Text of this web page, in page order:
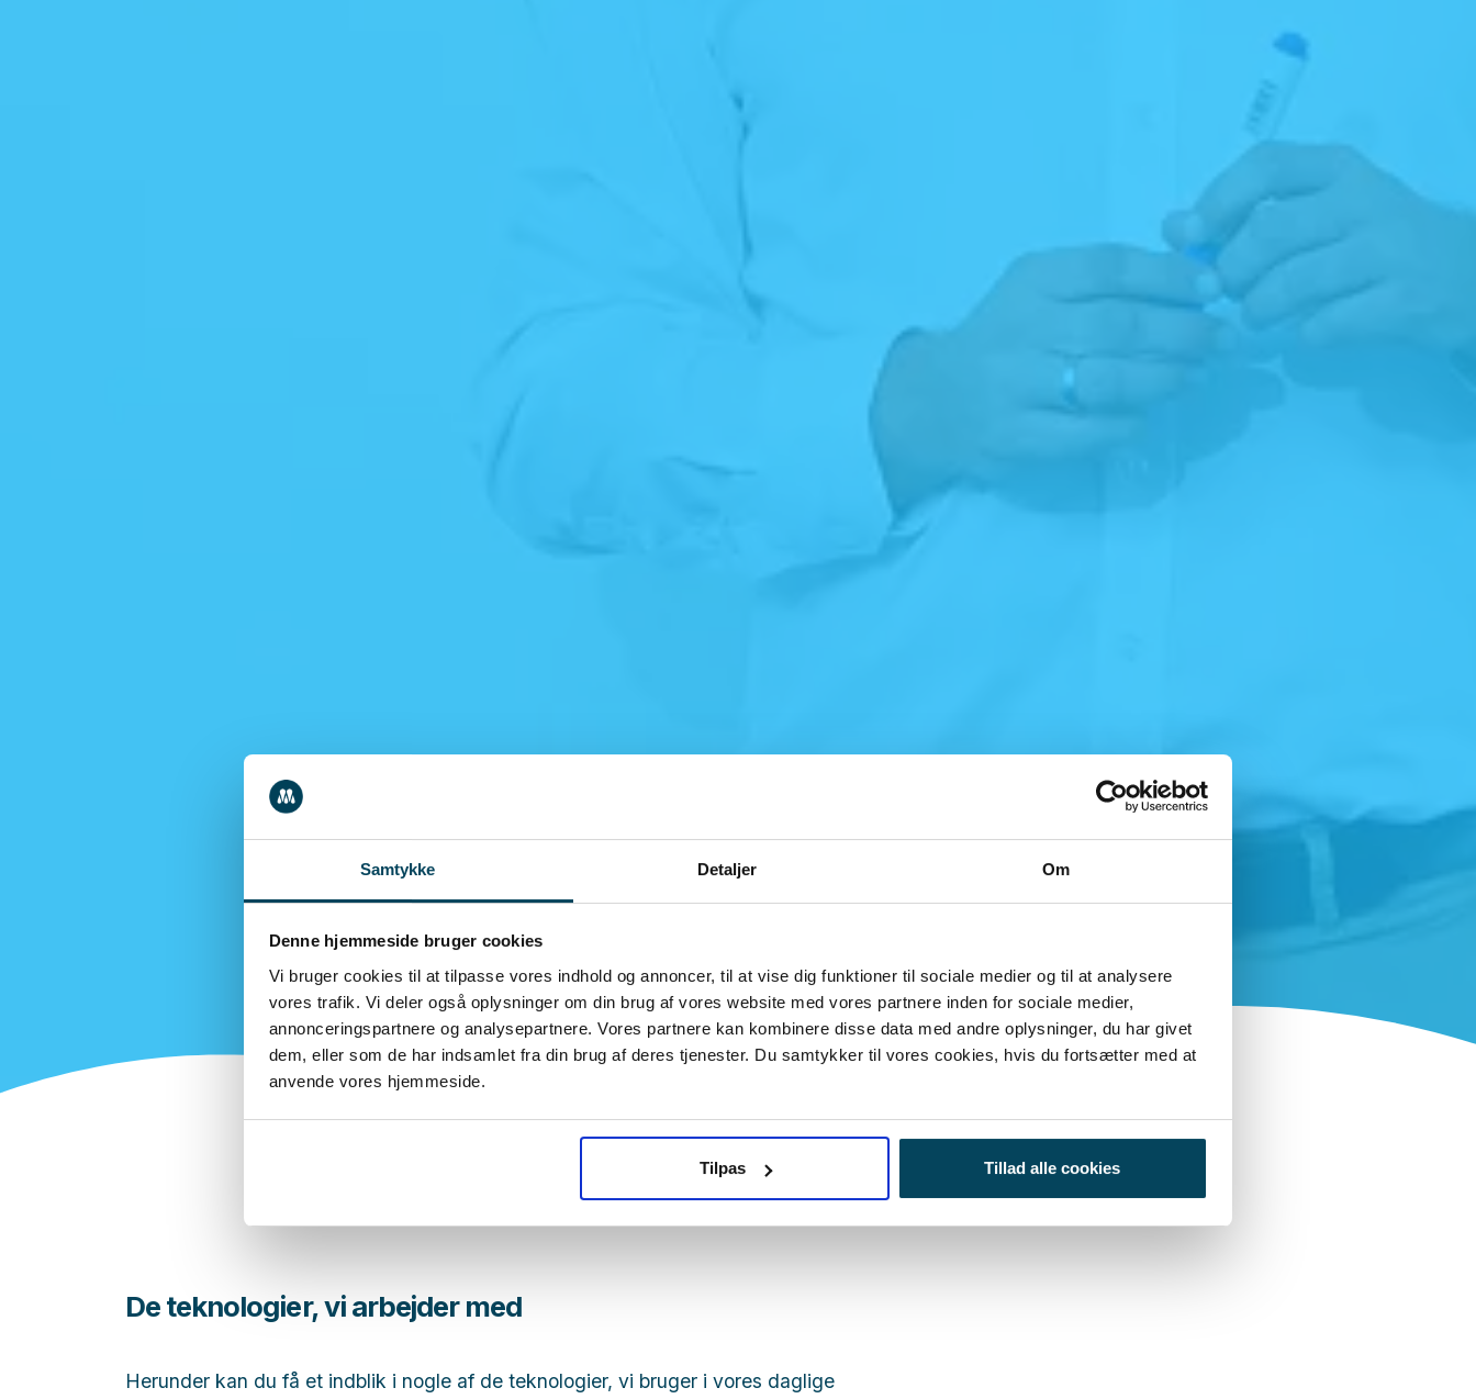
Samtykke Detaljer Om
Denne hjemmeside bruger cookies
Vi bruger cookies til at tilpasse vores indhold og annoncer, til at vise dig funktioner til sociale medier og til at analysere
vores trafik. Vi deler også oplysninger om din brug af vores website med vores partnere inden for sociale medier,
annonceringspartnere og analysepartnere. Vores partnere kan kombinere disse data med andre oplysninger, du har givet
dem, eller som de har indsamlet fra din brug af deres tjenester. Du samtykker til vores cookies, hvis du fortsætter med at
anvende vores hjemmeside.
Tilpas Tillad alle cookies
De teknologier, vi arbejder med
Herunder kan du få et indblik i nogle af de teknologier, vi bruger i vores daglige